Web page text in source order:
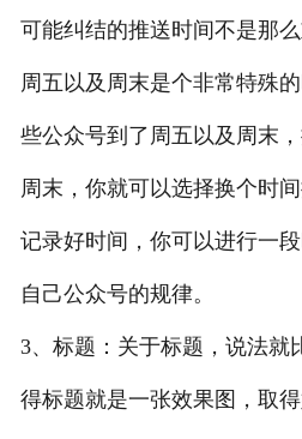
可能纠结的推送时间不是那么
周五以及周末是个非常特殊
些公众号到了周五以及周末
周末，你就可以选择换个时间
记录好时间，你可以进行一
自己公众号的规律。
3、标题：关于标题，说法就
得标题就是一张效果图，取